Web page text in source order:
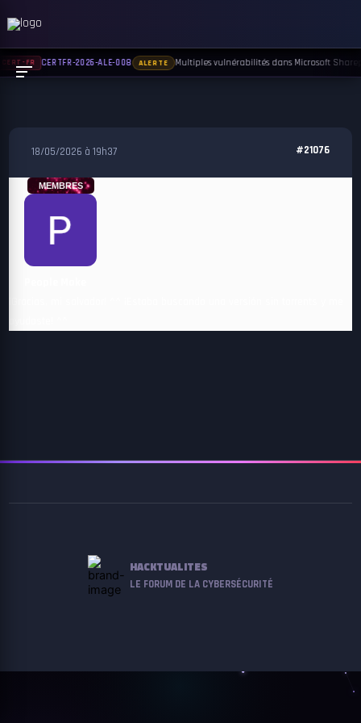
18/05/2026 à 19h37 #21076
MEMBRES
HACKTUALITES
LE FORUM DE LA CYBERSÉCURITÉ
CERT-FR CERTFR-2026-ALE-008 ALERTE Multiples vulnérabilités dans Microsoft